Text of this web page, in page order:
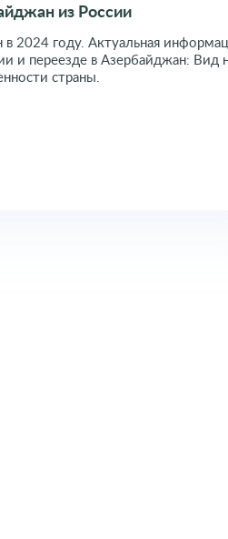
из России
2024 году. Актуальная
и переезде в Азербайджан: Вид
страны.